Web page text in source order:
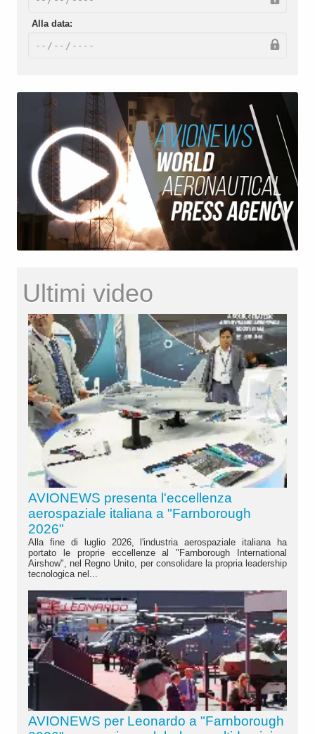
Alla data:
Ultimi video
AVIONEWS presenta l'eccellenza
aerospaziale italiana a "Farnborough
2026"
Alla fine di luglio 2026, l'industria aerospaziale italiana ha
portato le proprie eccellenze al "Farnborough International
Airshow", nel Regno Unito, per consolidare la propria leadership
tecnologica nel...
AVIONEWS per Leonardo a "Farnborough